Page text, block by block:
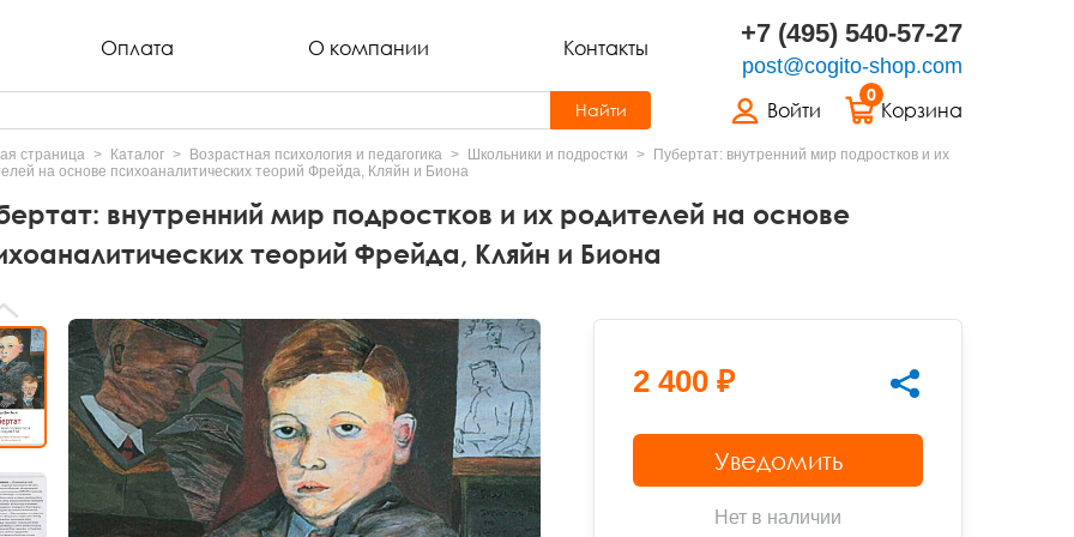
Оплата О компании Контакты +7 (495) 540-57-27
post@cogito-shop.com
Войти
0
Корзина
Найти
страница Каталог Возрастная психология и педагогика Школьники и подростки
Пубертат: внутренний мир подростков и их
на основе психоаналитических теорий Фрейда, Кляйн и Биона
внутренний мир подростков и их родителей на основе
теорий Фрейда, Кляйн и Биона
2 400 ₽
Уведомить
Нет в наличии